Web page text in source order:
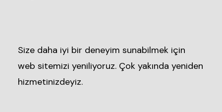
Size daha iyi bir deneyim sunabilmek için
web sitemizi yeniliyoruz. Çok yakında yeniden
hizmetinizdeyiz.